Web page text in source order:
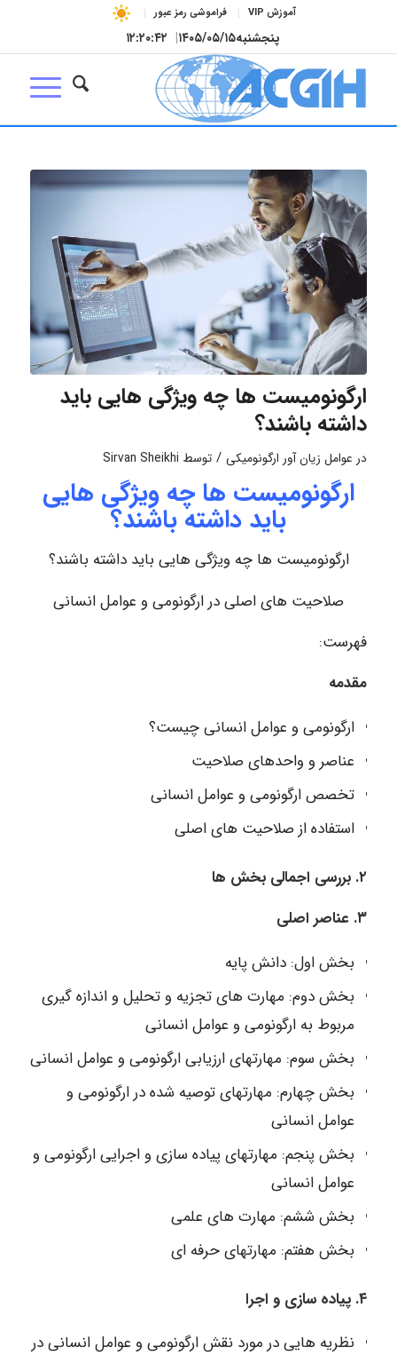
آموزش VIP فراموشی رمز عبور
پنجشنبه۱۴۰۵/۰۵/۱۵| ۱۲:۲۰:۴۳
ارگونومیست ها چه ویژگی هایی باید
داشته باشند؟
در عوامل زیان آور ارگونومیکی / توسط Sirvan Sheikhi
ارگونومیست ها چه ویژگی هایی
باید داشته باشند؟
ارگونومیست ها چه ویژگی هایی باید داشته باشند؟
صلاحیت های اصلی در ارگونومی و عوامل انسانی
فهرست:
مقدمه
ارگونومی و عوامل انسانی چیست؟
عناصر و واحدهای صلاحیت
تخصص ارگونومی و عوامل انسانی
استفاده از صلاحیت های اصلی
۲. بررسی اجمالی بخش ها
٣. عناصر اصلی
بخش اول: دانش پایه
بخش دوم: مهارت های تجزیه و تحلیل و اندازه گیری
مربوط به ارگونومی و عوامل انسانی
بخش سوم: مهارتهای ارزیابی ارگونومی و عوامل انسانی
بخش چهارم: مهارتهای توصیه شده در ارگونومی و
عوامل انسانی
بخش پنجم: مهارتهای پیاده سازی و اجرایی ارگونومی و
عوامل انسانی
بخش ششم: مهارت های علمی
بخش هفتم: مهارتهای حرفه ای
۴. پیاده سازی و اجرا
نظریه هایی در مورد نقش ارگونومی و عوامل انسانی در